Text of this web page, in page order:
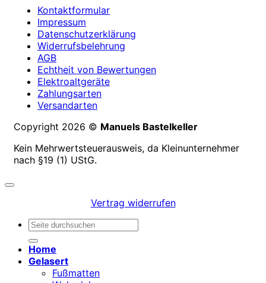
Kontaktformular
Impressum
Datenschutzerklärung
Widerrufsbelehrung
AGB
Echtheit von Bewertungen
Elektroaltgeräte
Zahlungsarten
Versandarten
Copyright 2026 © Manuels Bastelkeller
Kein Mehrwertsteuerausweis, da Kleinunternehmer
nach §19 (1) UStG.
Vertrag widerrufen
Suchen
Home
Gelasert
Fußmatten